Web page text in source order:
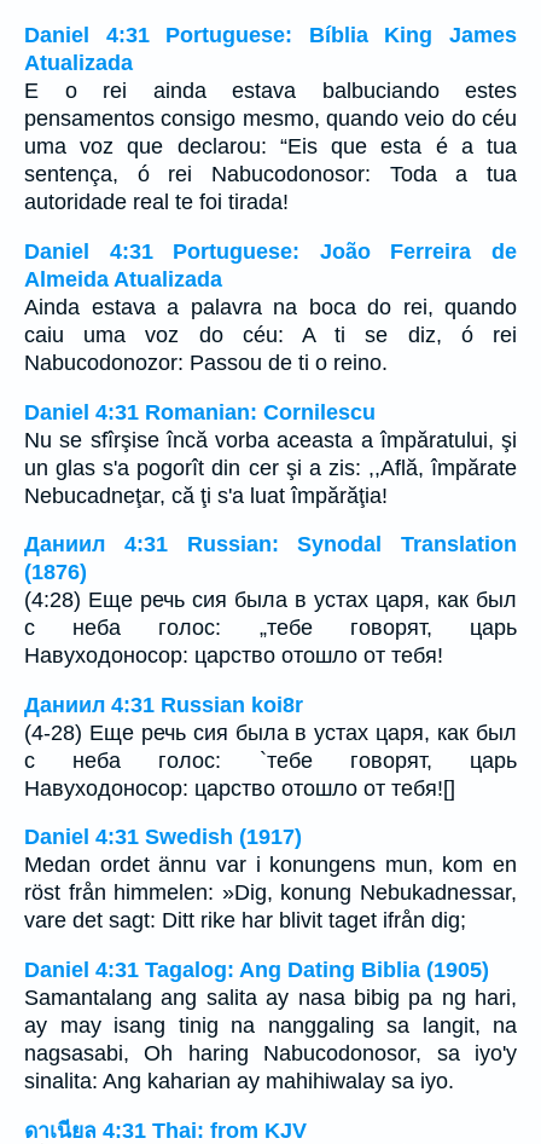
Daniel 4:31 Portuguese: Bíblia King James
Atualizada
E o rei ainda estava balbuciando estes
pensamentos consigo mesmo, quando veio do céu
uma voz que declarou: “Eis que esta é a tua
sentença, ó rei Nabucodonosor: Toda a tua
autoridade real te foi tirada!
Daniel 4:31 Portuguese: João Ferreira de
Almeida Atualizada
Ainda estava a palavra na boca do rei, quando
caiu uma voz do céu: A ti se diz, ó rei
Nabucodonozor: Passou de ti o reino.
Daniel 4:31 Romanian: Cornilescu
Nu se sfîrşise încă vorba aceasta a împăratului, şi
un glas s'a pogorît din cer şi a zis: ,,Află, împărate
Nebucadneţar, că ţi s'a luat împărăţia!
Даниил 4:31 Russian: Synodal Translation
(1876)
(4:28) Еще речь сия была в устах царя, как был
с неба голос: „тебе говорят, царь
Навуходоносор: царство отошло от тебя!
Даниил 4:31 Russian koi8r
(4-28) Еще речь сия была в устах царя, как был
с неба голос: `тебе говорят, царь
Навуходоносор: царство отошло от тебя![]
Daniel 4:31 Swedish (1917)
Medan ordet ännu var i konungens mun, kom en
röst från himmelen: »Dig, konung Nebukadnessar,
vare det sagt: Ditt rike har blivit taget ifrån dig;
Daniel 4:31 Tagalog: Ang Dating Biblia (1905)
Samantalang ang salita ay nasa bibig pa ng hari,
ay may isang tinig na nanggaling sa langit, na
nagsasabi, Oh haring Nabucodonosor, sa iyo'y
sinalita: Ang kaharian ay mahihiwalay sa iyo.
ดาเนียล 4:31 Thai: from KJV